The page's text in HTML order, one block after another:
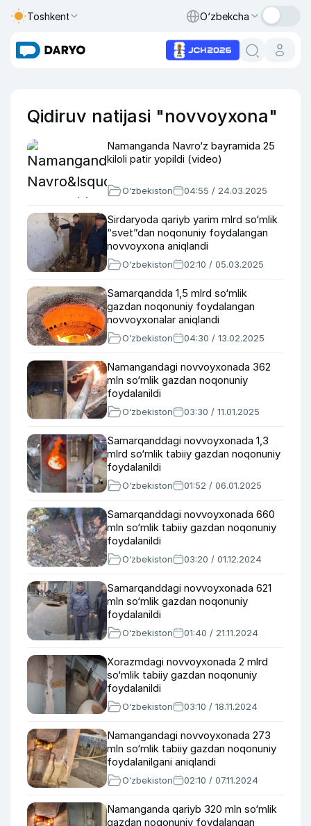
Toshkent O‘zbekcha
Qidiruv natijasi "novvoyxona"
Namanganda Navro‘z bayramida 25
kiloli patir yopildi (video)
O‘zbekiston 04:55 / 24.03.2025
Sirdaryoda qariyb yarim mlrd so‘mlik
“svet”dan noqonuniy foydalangan
novvoyxona aniqlandi
O‘zbekiston 02:10 / 05.03.2025
Samarqandda 1,5 mlrd so‘mlik
gazdan noqonuniy foydalangan
novvoyxonalar aniqlandi
O‘zbekiston 04:30 / 13.02.2025
Namangandagi novvoyxonada 362
mln so‘mlik gazdan noqonuniy
foydalanildi
O‘zbekiston 03:30 / 11.01.2025
Samarqanddagi novvoyxonada 1,3
mlrd so‘mlik tabiiy gazdan noqonuniy
foydalanildi
O‘zbekiston 01:52 / 06.01.2025
Samarqanddagi novvoyxonada 660
mln so‘mlik tabiiy gazdan noqonuniy
foydalanildi
O‘zbekiston 03:20 / 01.12.2024
Samarqanddagi novvoyxonada 621
mln so‘mlik gazdan noqonuniy
foydalanildi
O‘zbekiston 01:40 / 21.11.2024
Xorazmdagi novvoyxonada 2 mlrd
so‘mlik tabiiy gazdan noqonuniy
foydalanildi
O‘zbekiston 03:10 / 18.11.2024
Namangandagi novvoyxonada 273
mln so‘mlik tabiiy gazdan noqonuniy
foydalanilgani aniqlandi
O‘zbekiston 02:10 / 07.11.2024
Namanganda qariyb 320 mln so‘mlik
gazdan noqonuniy foydalangan